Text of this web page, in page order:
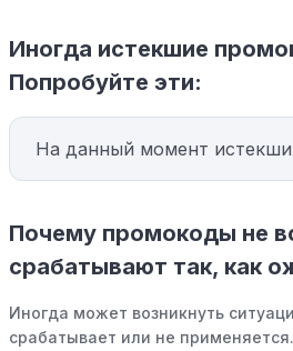
Иногда истекшие
Попробуйте эти:
На данный момент
Почему промокоды не
срабатывают так, как
Иногда может возникнуть
срабатывает или не